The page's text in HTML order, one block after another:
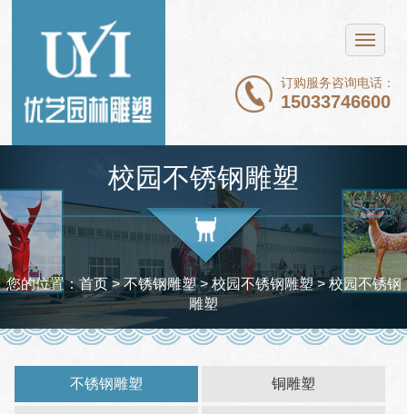
订购服务咨询电话：
15033746600
铜雕塑
石雕
玻璃钢雕塑
新闻中心
案例展示
校园不锈钢雕塑
您的位置：首页> 不锈钢雕塑 >校园不锈钢雕塑> 校园不锈钢
雕塑
不锈钢雕塑 铜雕塑